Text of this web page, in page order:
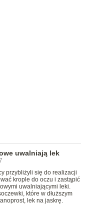
uwalniają lek
przybliżyli się do realizacji
krople do oczu i zastąpić
uwalniającymi leki.
które w dłuższym
lek na jaskrę.